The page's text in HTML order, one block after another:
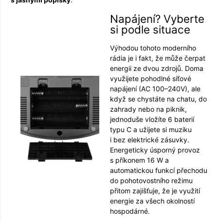
Napájení? Vyberte
si podle situace
Výhodou tohoto moderního
rádia je i fakt, že může čerpat
energii ze dvou zdrojů. Doma
využijete pohodlné síťové
napájení (AC 100–240V), ale
když se chystáte na chatu, do
zahrady nebo na piknik,
jednoduše vložíte 6 baterií
typu C a užijete si muziku
i bez elektrické zásuvky.
Energeticky úsporný provoz
s příkonem 16 W a
automatickou funkcí přechodu
do pohotovostního režimu
přitom zajišťuje, že je využití
energie za všech okolností
hospodárné.